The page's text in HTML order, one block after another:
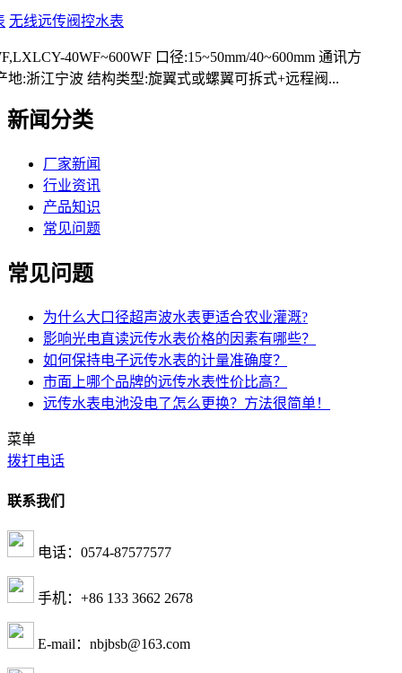
无线远传阀控水表
40WF~600WF 口径:15~50mm/40~600mm 通讯方
地:浙江宁波 结构类型:旋翼式或螺翼可拆式+远程阀...
新闻分类
厂家新闻
行业资讯
产品知识
常见问题
常见问题
为什么大口径超声波水表更适合农业灌溉?
影响光电直读远传水表价格的因素有哪些？
如何保持电子远传水表的计量准确度？
市面上哪个品牌的远传水表性价比高？
远传水表电池没电了怎么更换？方法很简单！
菜单
拨打电话
联系我们
电话：0574-87577577
手机：+86 133 3662 2678
E-mail：nbjbsb@163.com